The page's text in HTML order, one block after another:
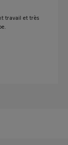
travail et très